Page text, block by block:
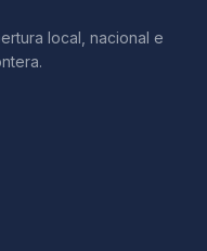
local, nacional e